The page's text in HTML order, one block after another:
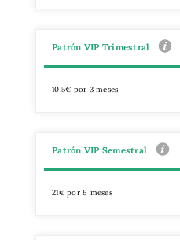
Patrón VIP Trimestral
10,5€ por 3 meses
Patrón VIP Semestral
21€ por 6 meses